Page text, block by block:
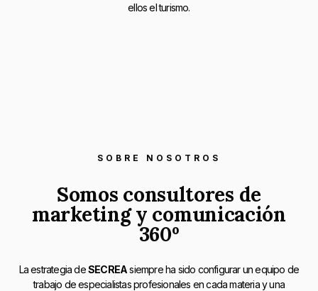
ellos el turismo.
SOBRE NOSOTROS
Somos consultores de
marketing y comunicación
360º
La estrategia deSECREAsiempre ha sido configurar un equipo de
trabajo de especialistas profesionales en cada materia y una